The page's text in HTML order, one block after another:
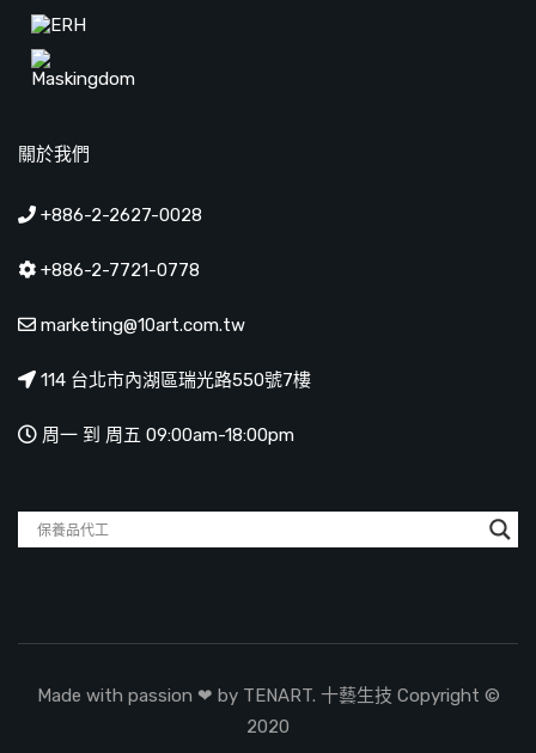
關於我們
+886-2-2627-0028
+886-2-7721-0778
marketing@10art.com.tw
114 台北市內湖區瑞光路550號7樓
周一 到 周五 09:00am-18:00pm
Made with passion ❤ by TENART. 十藝生技 Copyright ©
2020